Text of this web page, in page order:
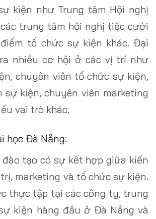
kiện như Trung tâm Hội nghị
trung tâm hội nghị tiệc cưới
tổ chức sự kiện khác. Đại
nhiều cơ hội ở các vị trí như
chuyên viên tổ chức sự kiện,
sự kiện, chuyên viên marketing
vai trò khác.
học Đà Nẵng:
tạo có sự kết hợp giữa kiến
marketing và tổ chức sự kiện.
thực tập tại các công ty, trung
kiện hàng đầu ở Đà Nẵng và